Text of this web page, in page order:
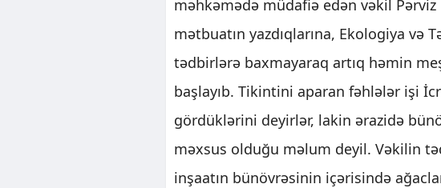
məhkəmədə müdafiə edən vəkil Pərviz
mətbuatın yazdıqlarına, Ekologiya və
tədbirlərə baxmayaraq artıq həmin
başlayıb. Tikintini aparan fəhlələr işi
gördüklərini deyirlər, lakin ərazidə
məxsus olduğu məlum deyil. Vəkilin
inşaatın bünövrəsinin içərisində